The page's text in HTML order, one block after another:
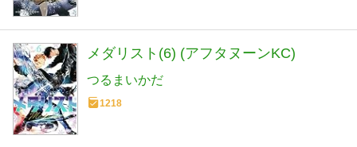
メダリスト(6) (アフタヌーンKC)
つるまいかだ
1218